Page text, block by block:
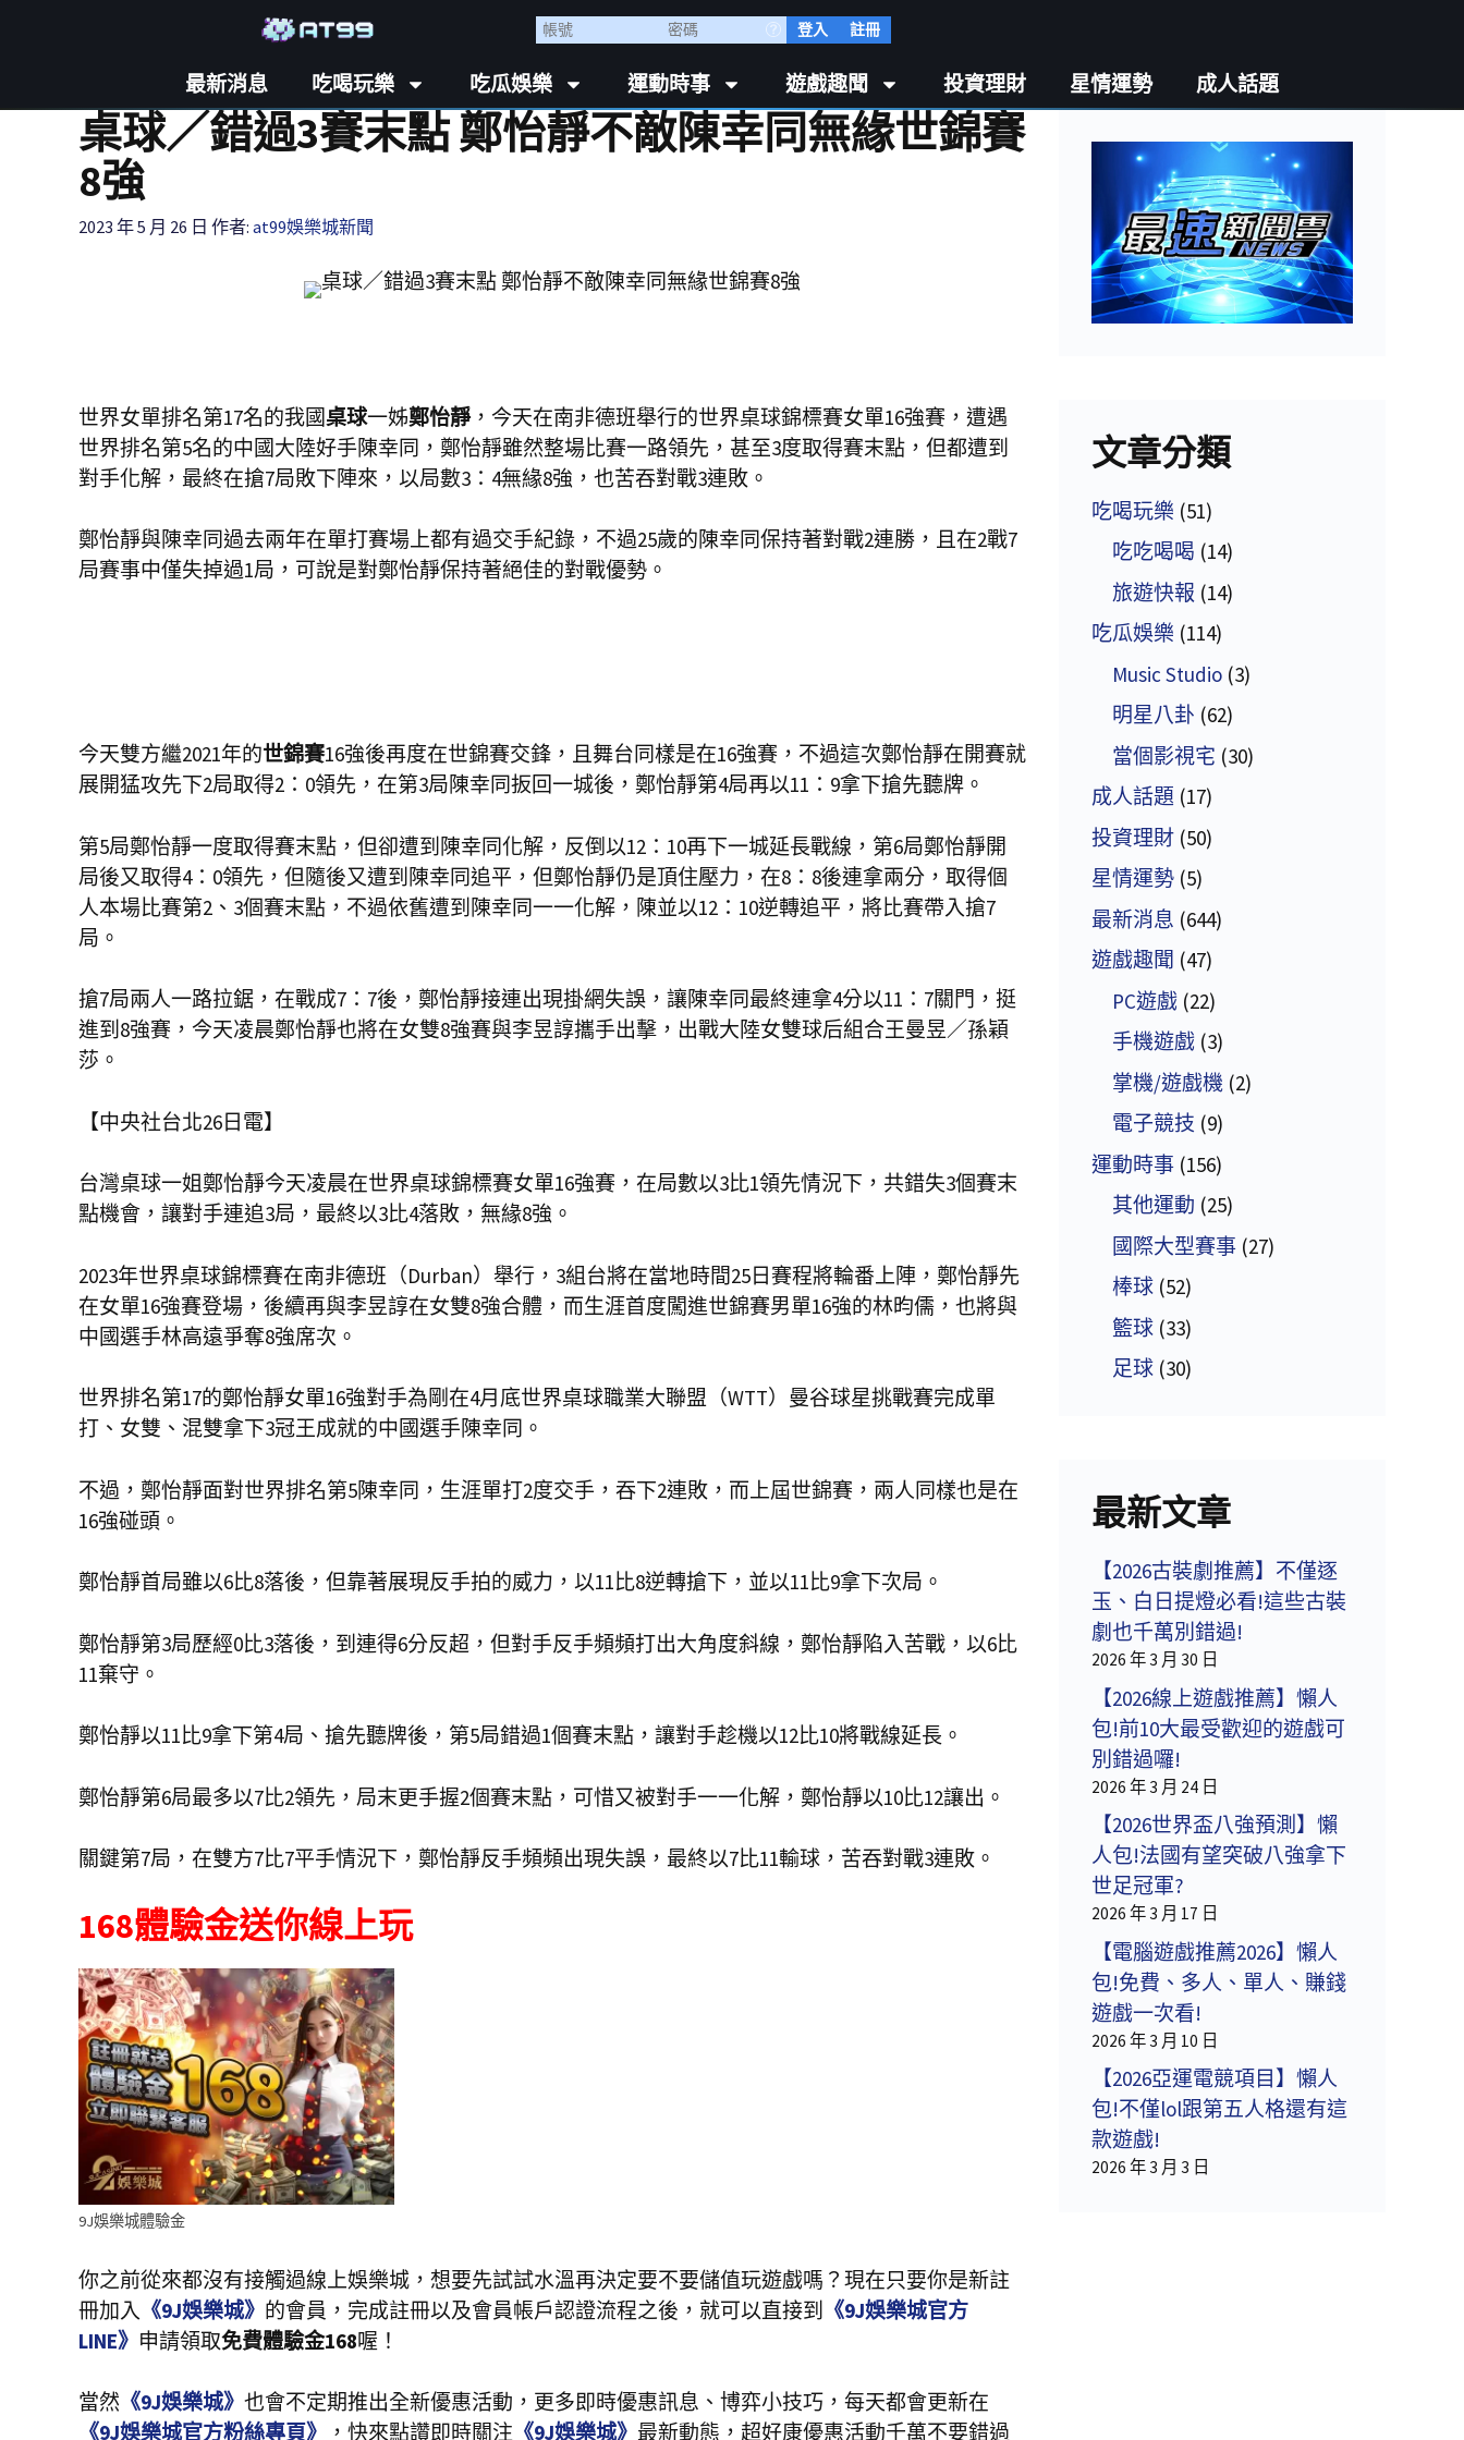
登入 註冊
最新消息 吃喝玩樂 吃瓜娛樂 運動時事 遊戲趣聞 投資理財 星情運勢 成人話題
桌球／錯過3賽末點 鄭怡靜不敵陳幸同無緣世錦賽
8強
2023 年 5 月 26 日 作者: at99娛樂城新聞
世界女單排名第17名的我國桌球一姊鄭怡靜，今天在南非德班舉行的世界桌球錦標賽女單16強賽，遭遇
世界排名第5名的中國大陸好手陳幸同，鄭怡靜雖然整場比賽一路領先，甚至3度取得賽末點，但都遭到
對手化解，最終在搶7局敗下陣來，以局數3：4無緣8強，也苦吞對戰3連敗。
鄭怡靜與陳幸同過去兩年在單打賽場上都有過交手紀錄，不過25歲的陳幸同保持著對戰2連勝，且在2戰7
局賽事中僅失掉過1局，可說是對鄭怡靜保持著絕佳的對戰優勢。
今天雙方繼2021年的世錦賽16強後再度在世錦賽交鋒，且舞台同樣是在16強賽，不過這次鄭怡靜在開賽就
展開猛攻先下2局取得2：0領先，在第3局陳幸同扳回一城後，鄭怡靜第4局再以11：9拿下搶先聽牌。
第5局鄭怡靜一度取得賽末點，但卻遭到陳幸同化解，反倒以12：10再下一城延長戰線，第6局鄭怡靜開
局後又取得4：0領先，但隨後又遭到陳幸同追平，但鄭怡靜仍是頂住壓力，在8：8後連拿兩分，取得個
人本場比賽第2、3個賽末點，不過依舊遭到陳幸同一一化解，陳並以12：10逆轉追平，將比賽帶入搶7
局。
搶7局兩人一路拉鋸，在戰成7：7後，鄭怡靜接連出現掛網失誤，讓陳幸同最終連拿4分以11：7關門，挺
進到8強賽，今天凌晨鄭怡靜也將在女雙8強賽與李昱諄攜手出擊，出戰大陸女雙球后組合王曼昱／孫穎
莎。
【中央社台北26日電】
台灣桌球一姐鄭怡靜今天凌晨在世界桌球錦標賽女單16強賽，在局數以3比1領先情況下，共錯失3個賽末
點機會，讓對手連追3局，最終以3比4落敗，無緣8強。
2023年世界桌球錦標賽在南非德班（Durban）舉行，3組台將在當地時間25日賽程將輪番上陣，鄭怡靜先
在女單16強賽登場，後續再與李昱諄在女雙8強合體，而生涯首度闖進世錦賽男單16強的林昀儒，也將與
中國選手林高遠爭奪8強席次。
世界排名第17的鄭怡靜女單16強對手為剛在4月底世界桌球職業大聯盟（WTT）曼谷球星挑戰賽完成單
打、女雙、混雙拿下3冠王成就的中國選手陳幸同。
不過，鄭怡靜面對世界排名第5陳幸同，生涯單打2度交手，吞下2連敗，而上屆世錦賽，兩人同樣也是在
16強碰頭。
鄭怡靜首局雖以6比8落後，但靠著展現反手拍的威力，以11比8逆轉搶下，並以11比9拿下次局。
鄭怡靜第3局歷經0比3落後，到連得6分反超，但對手反手頻頻打出大角度斜線，鄭怡靜陷入苦戰，以6比
11棄守。
鄭怡靜以11比9拿下第4局、搶先聽牌後，第5局錯過1個賽末點，讓對手趁機以12比10將戰線延長。
鄭怡靜第6局最多以7比2領先，局末更手握2個賽末點，可惜又被對手一一化解，鄭怡靜以10比12讓出。
關鍵第7局，在雙方7比7平手情況下，鄭怡靜反手頻頻出現失誤，最終以7比11輸球，苦吞對戰3連敗。
168體驗金送你線上玩
9J娛樂城體驗金
你之前從來都沒有接觸過線上娛樂城，想要先試試水溫再決定要不要儲值玩遊戲嗎？現在只要你是新註
冊加入 《9J娛樂城》 的會員，完成註冊以及會員帳戶認證流程之後，就可以直接到
《9J娛樂城官方
LINE》 申請領取免費體驗金168喔！
當然 《9J娛樂城》 也會不定期推出全新優惠活動，更多即時優惠訊息、博弈小技巧，每天都會更新在
《9J娛樂城官方粉絲專頁》
，快來點讚即時關注 《9J娛樂城》 最新動態，超好康優惠活動千萬不要錯過
文章分類
吃喝玩樂 (51)
吃吃喝喝 (14)
旅遊快報 (14)
吃瓜娛樂 (114)
Music Studio (3)
明星八卦 (62)
當個影視宅 (30)
成人話題 (17)
投資理財 (50)
星情運勢 (5)
最新消息 (644)
遊戲趣聞 (47)
PC遊戲 (22)
手機遊戲 (3)
掌機/遊戲機 (2)
電子競技 (9)
運動時事 (156)
其他運動 (25)
國際大型賽事 (27)
棒球 (52)
籃球 (33)
足球 (30)
最新文章
【2026古裝劇推薦】不僅逐
玉、白日提燈必看!這些古裝
劇也千萬別錯過!
2026 年 3 月 30 日
【2026線上遊戲推薦】懶人
包!前10大最受歡迎的遊戲可
別錯過囉!
2026 年 3 月 24 日
【2026世界盃八強預測】懶
人包!法國有望突破八強拿下
世足冠軍?
2026 年 3 月 17 日
【電腦遊戲推薦2026】懶人
包!免費、多人、單人、賺錢
遊戲一次看!
2026 年 3 月 10 日
【2026亞運電競項目】懶人
包!不僅lol跟第五人格還有這
款遊戲!
2026 年 3 月 3 日